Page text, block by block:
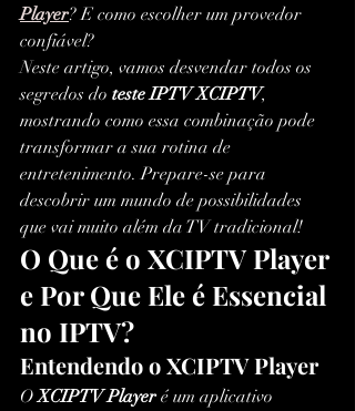
Player? E como escolher um provedor
confiável?
Neste artigo, vamos desvendar todos os
segredos do teste IPTV XCIPTV,
mostrando como essa combinação pode
transformar a sua rotina de
entretenimento. Prepare-se para
descobrir um mundo de possibilidades
que vai muito além da TV tradicional!
O Que é o XCIPTV Player
e Por Que Ele é Essencial
no IPTV?
Entendendo o XCIPTV Player
O XCIPTV Player é um aplicativo